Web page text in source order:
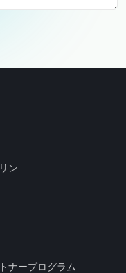
ン
ナープログラム